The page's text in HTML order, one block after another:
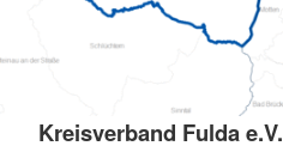
Kreisverband Fulda e.V.